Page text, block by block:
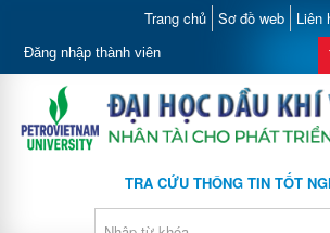
Trang chủ Sơ đồ web Liên
Đăng nhập thành viên
TRA CỨU THÔNG TIN TỐT